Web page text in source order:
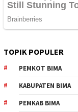
TOPIK POPULER
PEMKOT BIMA
KABUPATEN BIMA
PEMKAB BIMA